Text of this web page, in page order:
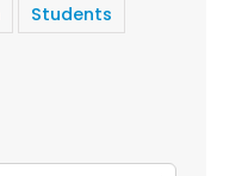
Students